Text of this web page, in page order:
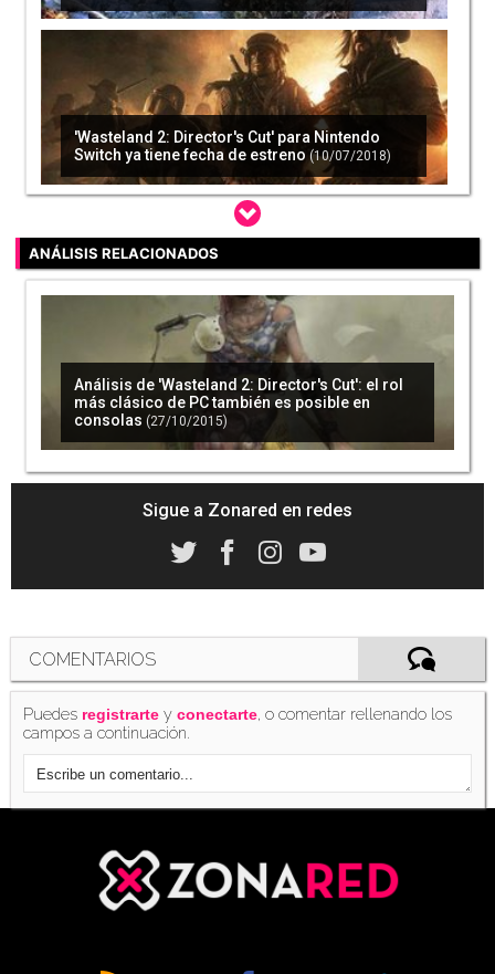
'Wasteland 2: Director's Cut' para Nintendo
Switch ya tiene fecha de estreno (10/07/2018)
'Wasteland 3' será jugable este mes de agosto
en su versión Alfa (06/08/2019)
Anunciado 'Wasteland 3', que llegará a PS4,
Xbox One y PC (28/09/2016)
Grandes juegos en el nuevo bundle de Humble
Bundle (02/11/2017)
ANÁLISIS RELACIONADOS
Análisis de 'Wasteland 2: Director's Cut': el rol
más clásico de PC también es posible en
consolas (27/10/2015)
Sigue a Zonared en redes
COMENTARIOS
Puedes registrarte yconectarte, o comentar rellenando los
campos a continuación.